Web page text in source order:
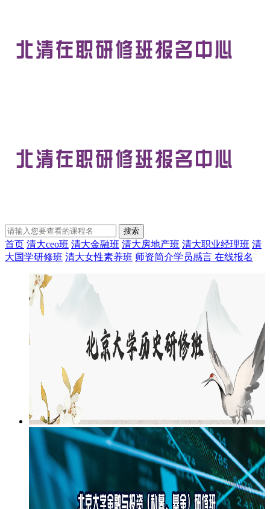
首页 清大ceo班 清大金融班 清大房地产班 清大职业经理班 清
大国学研修班 清大女性素养班 师资简介学员感言 在线报名